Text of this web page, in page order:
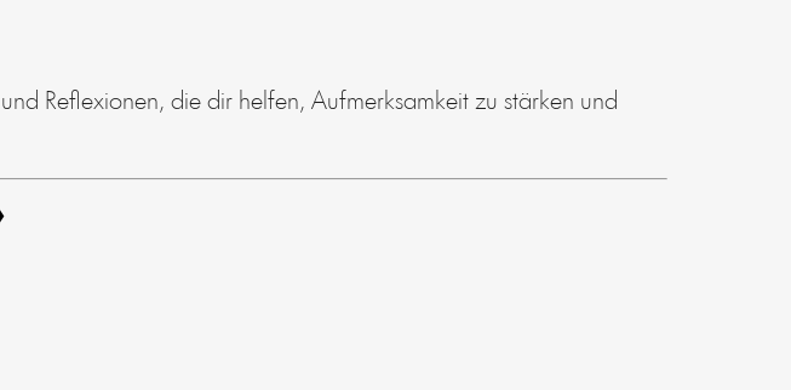
Reflexionen, die dir helfen, Aufmerksamkeit zu stärken und